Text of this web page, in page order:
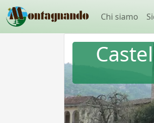
Chi siamo